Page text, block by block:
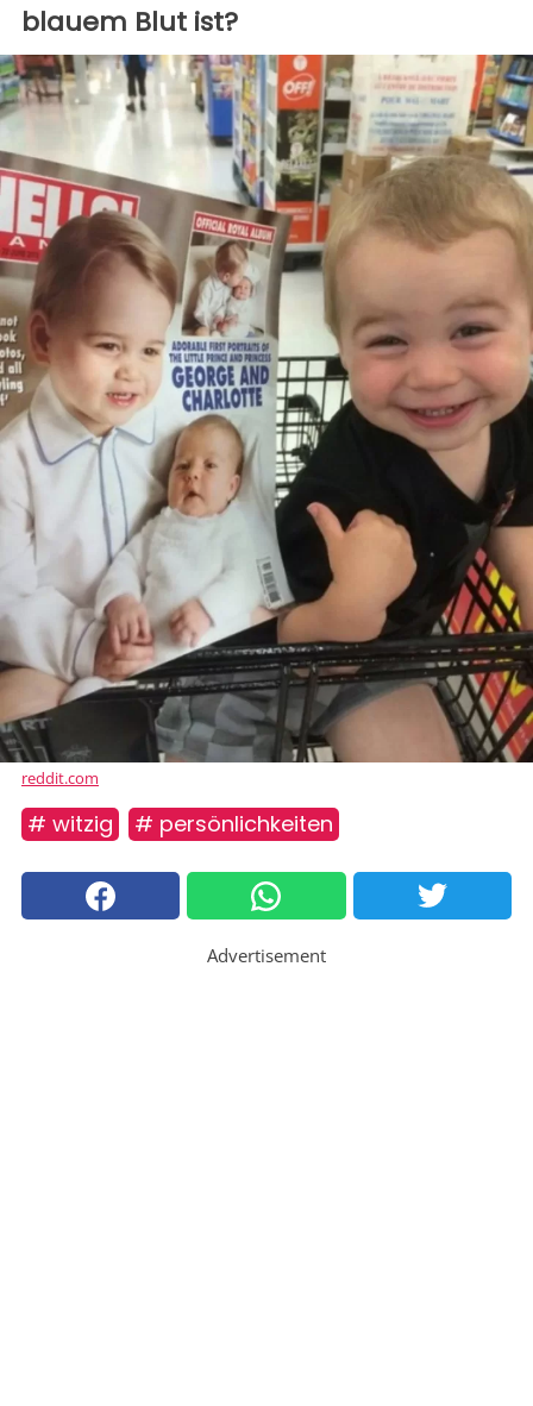
blauem Blut ist?
reddit.com
# witzig # persönlichkeiten
Advertisement